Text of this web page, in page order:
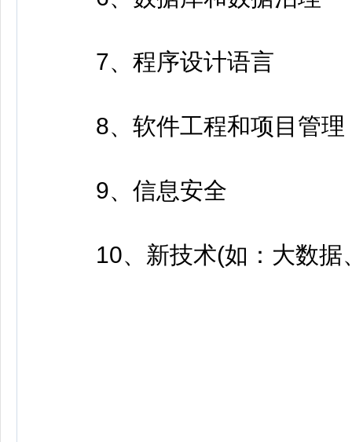
7、程序设计语言
8、软件工程和项目管理
9、信息安全
10、新技术(如：大数据